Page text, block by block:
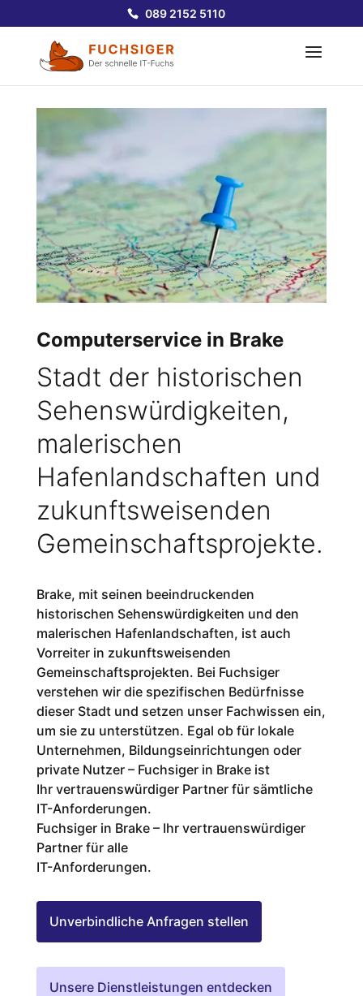
089 2152 5110
Computerservice in Brake
Stadt der historischen
Sehenswürdigkeiten,
malerischen
Hafenlandschaften und
zukunftsweisenden
Gemeinschaftsprojekte.
Brake, mit seinen beeindruckenden
historischen Sehenswürdigkeiten und den
malerischen Hafenlandschaften, ist auch
Vorreiter in zukunftsweisenden
Gemeinschaftsprojekten. Bei Fuchsiger
verstehen wir die spezifischen Bedürfnisse
dieser Stadt und setzen unser Fachwissen ein,
um sie zu unterstützen. Egal ob für lokale
Unternehmen, Bildungseinrichtungen oder
private Nutzer – Fuchsiger in Brake ist
Ihr vertrauenswürdiger Partner für sämtliche
IT-Anforderungen.
Fuchsiger in Brake – Ihr vertrauenswürdiger
Partner für alle
IT-Anforderungen.
Unverbindliche Anfragen stellen
Unsere Dienstleistungen entdecken